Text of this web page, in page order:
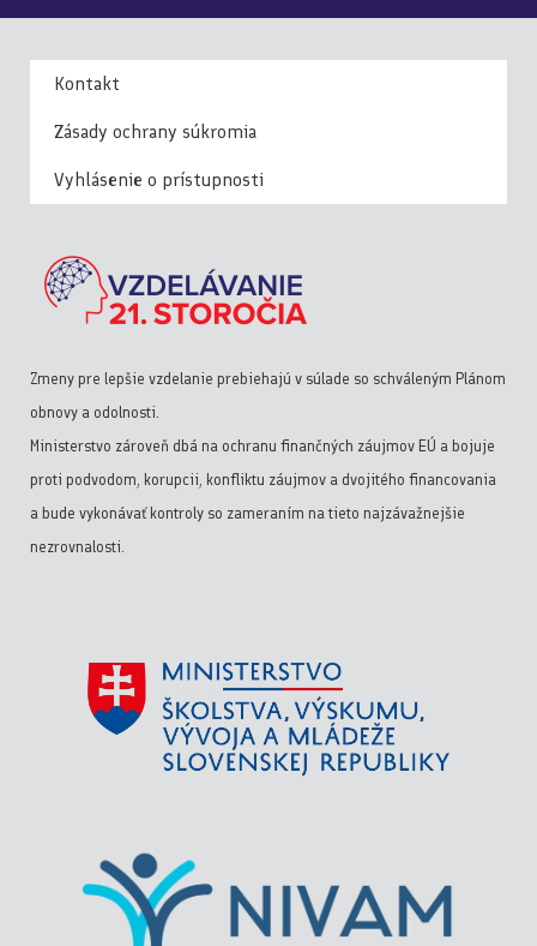
Kontakt
Zásady ochrany súkromia
Vyhlásenie o prístupnosti
Zmeny pre lepšie vzdelanie prebiehajú v súlade so schváleným Plánom
obnovy a odolnosti.
Ministerstvo zároveň dbá na ochranu finančných záujmov EÚ a bojuje
proti podvodom, korupcii, konfliktu záujmov a dvojitého financovania
a bude vykonávať kontroly so zameraním na tieto najzávažnejšie
nezrovnalosti.